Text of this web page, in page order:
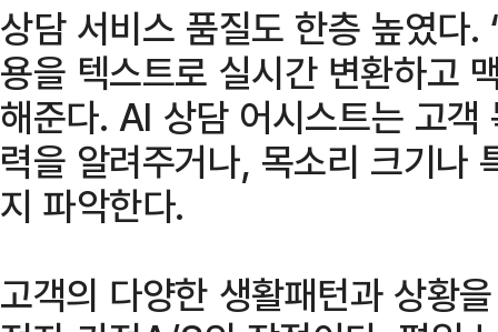
상담 서비스 품질도 한층 높였다.
용을 텍스트로 실시간 변환하고
해준다. AI 상담 어시스트는 고
력을 알려주거나, 목소리 크기나
지 파악한다.
고객의 다양한 생활패턴과 상황